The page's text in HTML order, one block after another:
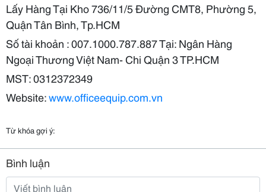
Lấy Hàng Tại Kho 736/11/5 Đường CMT8, Phường 5,
Quận Tân Bình, Tp.HCM
Số tài khoản : 007.1000.787.887 Tại: Ngân Hàng
Ngoại Thương Việt Nam- Chi Quận 3 TP.HCM
MST: 0312372349
Website:www.officeequip.com.vn
Từ khóa gợi ý:
Bình luận